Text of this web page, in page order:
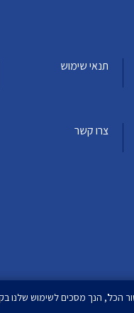
תנאי שימוש
צרו קשר